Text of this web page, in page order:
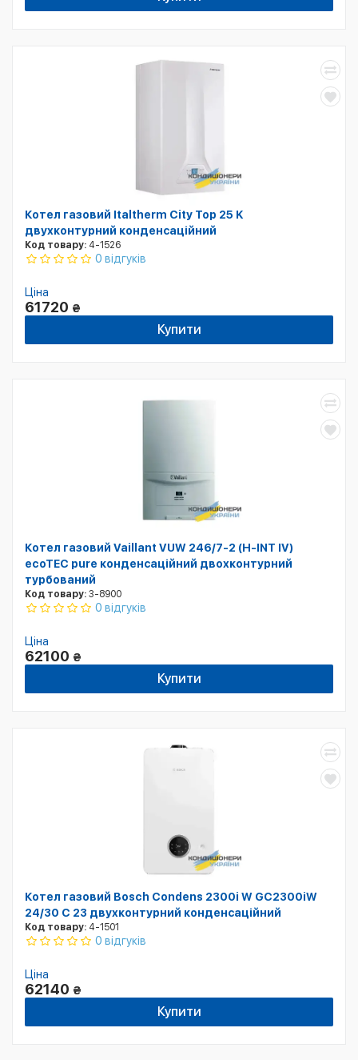
Котел газовий Italtherm City Top 25 K
двухконтурний конденсаційний
Код товару: 4-1526
0 відгуків
Ціна
61720 ₴
Купити
Котел газовий Vaillant VUW 246/7-2 (H-INT IV)
ecoTEC pure конденсаційний двохконтурний
турбований
Код товару: 3-8900
0 відгуків
Ціна
62100 ₴
Купити
Котел газовий Bosch Condens 2300i W GC2300iW
24/30 C 23 двухконтурний конденсаційний
Код товару: 4-1501
0 відгуків
Ціна
62140 ₴
Купити